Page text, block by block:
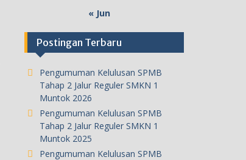
« Jun
Postingan Terbaru
Pengumuman Kelulusan SPMB
Tahap 2 Jalur Reguler SMKN 1
Muntok 2026
Pengumuman Kelulusan SPMB
Tahap 2 Jalur Reguler SMKN 1
Muntok 2025
Pengumuman Kelulusan SPMB